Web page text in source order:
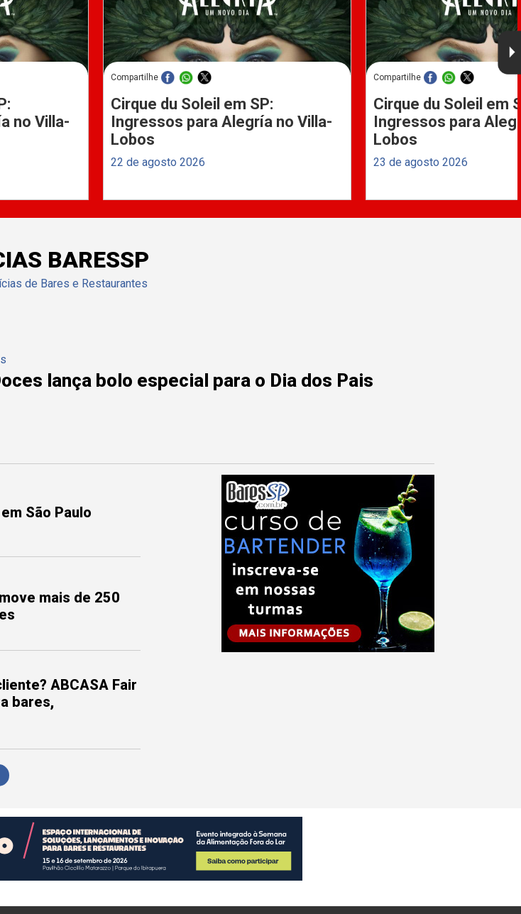
no Villa-
Compartilhe
Cirque du Soleil em SP:
Ingressos para Alegría no Villa-
Lobos
22 de agosto 2026
Compartilhe
Cirque du Soleil em
Ingressos para
Lobos
23 de agosto 2026
BARESSP
de Bares e Restaurantes
lança bolo especial para o Dia dos Pais
São Paulo
mais de 250
ABCASA Fair
bares,